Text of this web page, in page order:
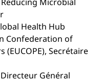
Health Hub
Confederation of
Secrétaire
Directeur Général